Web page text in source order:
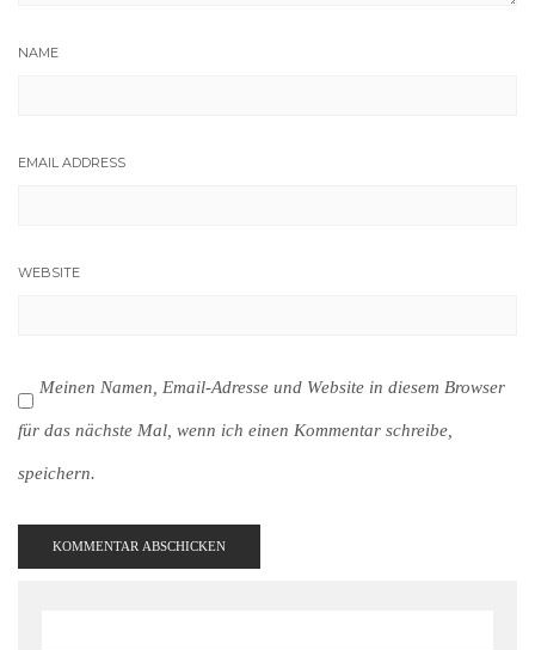
NAME
EMAIL ADDRESS
WEBSITE
Meinen Namen, Email-Adresse und Website in diesem Browser
für das nächste Mal, wenn ich einen Kommentar schreibe,
speichern.